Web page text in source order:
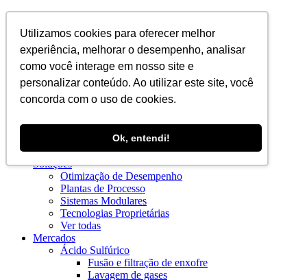
Utilizamos cookies para oferecer melhor
experiência, melhorar o desempenho, analisar
como você interage em nosso site e
personalizar conteúdo. Ao utilizar este site, você
concorda com o uso de cookies.
Ok, entendi!
Institucional
Quem Somos
Soluções
Otimização de Desempenho
Plantas de Processo
Sistemas Modulares
Tecnologias Proprietárias
Ver todas
Mercados
Ácido Sulfúrico
Fusão e filtração de enxofre
Lavagem de gases